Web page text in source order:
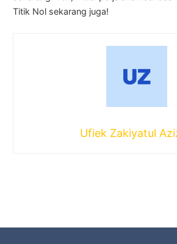
Titik Nol sekarang juga!
Ufiek Zakiyatul